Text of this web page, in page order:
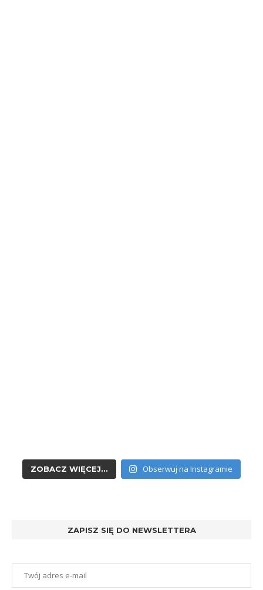
ZOBACZ WIĘCEJ... Obserwuj na Instagramie
ZAPISZ SIĘ DO NEWSLETTERA